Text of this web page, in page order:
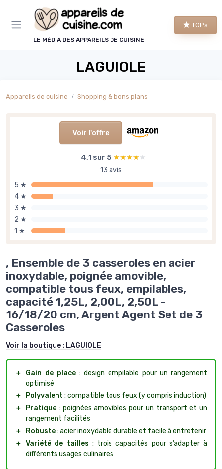
LE MÉDIA DES APPAREILS DE CUISINE
TOPs
LAGUIOLE
Appareils de cuisine Shopping & bons plans
Voir l'offre
4,1 sur 5 ★★★★★
★★★★★
13 avis
5 ★
4 ★
3 ★
2 ★
1 ★
, Ensemble de 3 casseroles en acier
inoxydable, poignée amovible,
compatible tous feux, empilables,
capacité 1,25L, 2,00L, 2,50L -
16/18/20 cm, Argent Agent Set de 3
Casseroles
Voir la boutique : LAGUIOLE
＋ Gain de place: design empilable pour un rangement
optimisé
＋
Polyvalent : compatible tous feux (y compris induction)
＋
Pratique : poignées amovibles pour un transport et un
rangement facilités
＋
Robuste: acier inoxydable durable et facile à entretenir
＋ Variété de tailles : trois capacités pour s’adapter à
différents usages culinaires